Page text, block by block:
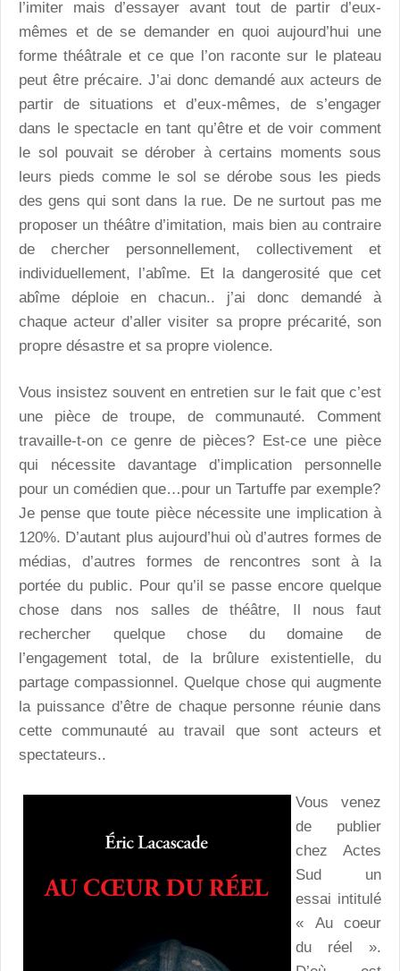
l’imiter mais d’essayer avant tout de partir d’eux-
mêmes et de se demander en quoi aujourd’hui une
forme théâtrale et ce que l’on raconte sur le plateau
peut être précaire. J’ai donc demandé aux acteurs de
partir de situations et d’eux-mêmes, de s’engager
dans le spectacle en tant qu’être et de voir comment
le sol pouvait se dérober à certains moments sous
leurs pieds comme le sol se dérobe sous les pieds
des gens qui sont dans la rue. De ne surtout pas me
proposer un théâtre d’imitation, mais bien au contraire
de chercher personnellement, collectivement et
individuellement, l’abîme. Et la dangerosité que cet
abîme déploie en chacun.. j’ai donc demandé à
chaque acteur d’aller visiter sa propre précarité, son
propre désastre et sa propre violence.
Vous insistez souvent en entretien sur le fait que c’est
une pièce de troupe, de communauté. Comment
travaille-t-on ce genre de pièces? Est-ce une pièce
qui nécessite davantage d’implication personnelle
pour un comédien que…pour un Tartuffe par exemple?
Je pense que toute pièce nécessite une implication à
120%. D’autant plus aujourd’hui où d’autres formes de
médias, d’autres formes de rencontres sont à la
portée du public. Pour qu’il se passe encore quelque
chose dans nos salles de théâtre, Il nous faut
rechercher quelque chose du domaine de
l’engagement total, de la brûlure existentielle, du
partage compassionnel. Quelque chose qui augmente
la puissance d’être de chaque personne réunie dans
cette communauté au travail que sont acteurs et
spectateurs..
Vous venez
de publier
chez Actes
Sud un
essai intitulé
« Au coeur
du réel ».